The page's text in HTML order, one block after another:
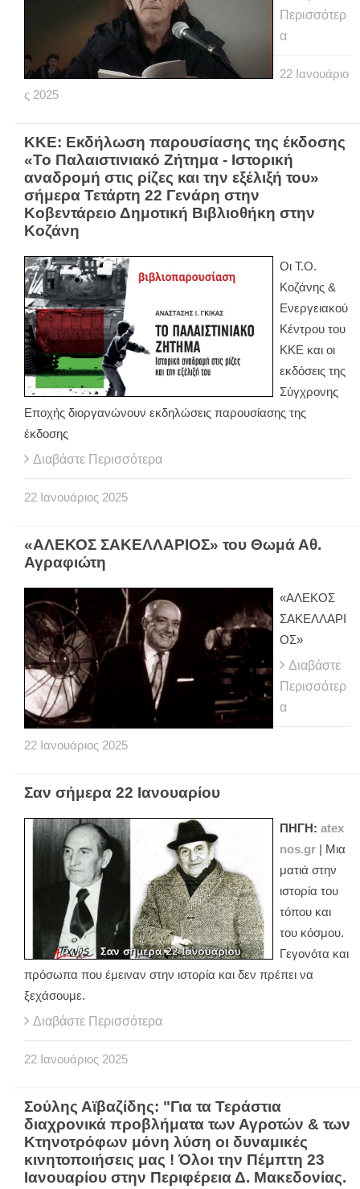
Περισσότερ
α
22 Ιανουάριο
ς 2025
ΚΚΕ: Εκδήλωση παρουσίασης της έκδοσης
«Το Παλαιστινιακό Ζήτημα - Ιστορική
αναδρομή στις ρίζες και την εξέλιξή του»
σήμερα Τετάρτη 22 Γενάρη στην
Κοβεντάρειο Δημοτική Βιβλιοθήκη στην
Κοζάνη
Οι Τ.Ο.
Κοζάνης &
Ενεργειακού
Κέντρου του
ΚΚΕ και οι
εκδόσεις της
Σύγχρονης
Εποχής διοργανώνουν εκδηλώσεις παρουσίασης της
έκδοσης
Διαβάστε Περισσότερα
22 Ιανουάριος 2025
«ΑΛΕΚΟΣ ΣΑΚΕΛΛΑΡΙΟΣ» του Θωμά Αθ.
Αγραφιώτη
«ΑΛΕΚΟΣ
ΣΑΚΕΛΛΑΡΙ
ΟΣ»
Διαβάστε
Περισσότερ
α
22 Ιανουάριος 2025
Σαν σήμερα 22 Ιανουαρίου
ΠΗΓΗ: atex
nos.gr
| Μια
ματιά στην
ιστορία του
τόπου και
του κόσμου.
Γεγονότα και
πρόσωπα που έμειναν στην ιστορία και δεν πρέπει να
ξεχάσουμε.
Διαβάστε Περισσότερα
22 Ιανουάριος 2025
Σούλης Αϊβαζίδης: "Για τα Τεράστια
διαχρονικά προβλήματα των Αγροτών & των
Κτηνοτρόφων μόνη λύση οι δυναμικές
κινητοποιήσεις μας ! Όλοι την Πέμπτη 23
Ιανουαρίου στην Περιφέρεια Δ. Μακεδονίας.